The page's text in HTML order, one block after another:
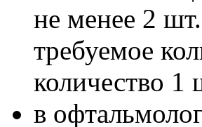
не менее 2
требуемое
количество 1
в